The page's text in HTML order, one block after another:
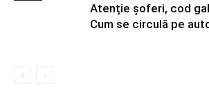
Atenție șoferi, cod
Cum se circulă pe